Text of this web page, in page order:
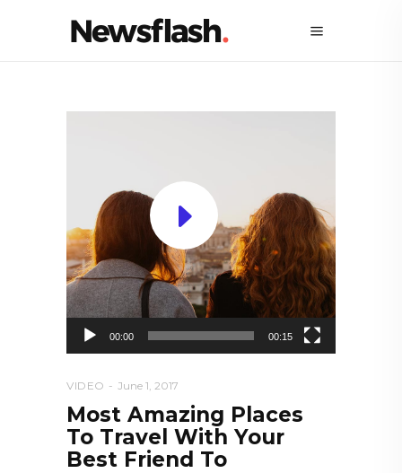
00:00 00:15
VIDEO June 1, 2017
Most Amazing Places
To Travel With Your
Best Friend To